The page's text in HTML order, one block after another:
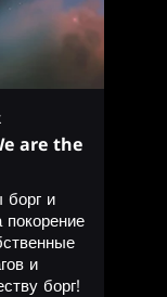
are the
борг и
и
борг!